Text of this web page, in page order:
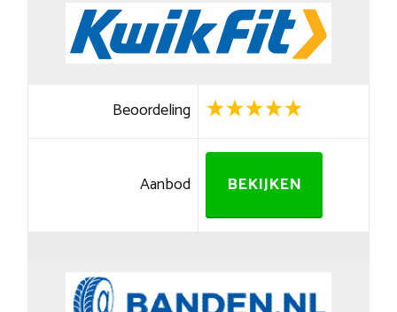
Beoordeling
Aanbod BEKIJKEN